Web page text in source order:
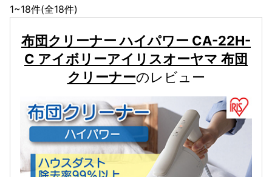
1~18件(全18件)
布団クリーナー ハイパワー CA-22H-
C アイボリーアイリスオーヤマ 布団
クリーナーのレビュー